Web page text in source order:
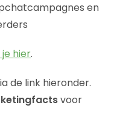
en
hier.
de link hieronder.
voor